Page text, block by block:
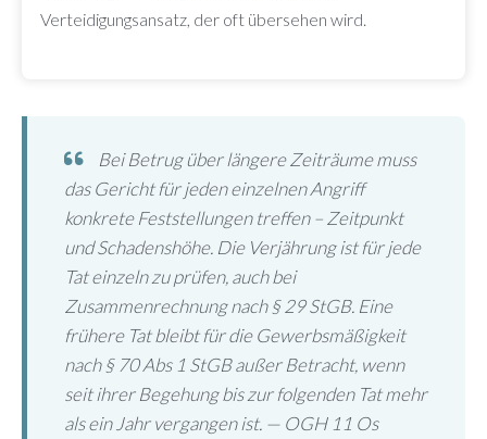
Verteidigungsansatz, der oft übersehen wird.
Bei Betrug über längere Zeiträume muss
das Gericht für jeden einzelnen Angriff
konkrete Feststellungen treffen – Zeitpunkt
und Schadenshöhe. Die Verjährung ist für jede
Tat einzeln zu prüfen, auch bei
Zusammenrechnung nach § 29 StGB. Eine
frühere Tat bleibt für die Gewerbsmäßigkeit
nach § 70 Abs 1 StGB außer Betracht, wenn
seit ihrer Begehung bis zur folgenden Tat mehr
als ein Jahr vergangen ist. — OGH 11 Os